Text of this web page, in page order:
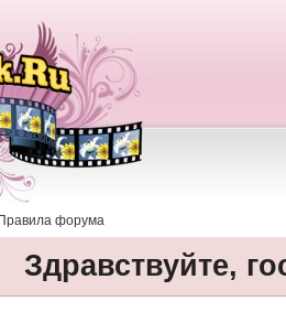
Правила форума
Здравствуйте,